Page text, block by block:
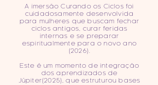
A imersão Curando os Ciclos foi
cuidadosamente desenvolvida
para mulheres que buscam fechar
ciclos antigos, curar feridas
internas e se preparar
espiritualmente para o novo ano
(2026).
Este é um momento de integração
dos aprendizados de
Júpiter(2025), que estruturou bases